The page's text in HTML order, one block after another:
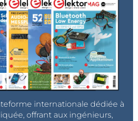
internationale dédiée à
offrant aux ingénieurs,